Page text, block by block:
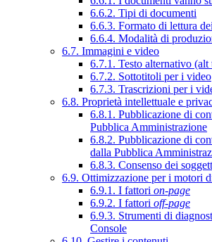
6.6.2. Tipi di documenti
6.6.3. Formato di lettura
6.6.4. Modalità di
6.7. Immagini e video
6.7.1. Testo alternativo
6.7.2. Sottotitoli per i video
6.7.3. Trascrizioni per i
6.8. Proprietà intellettuale e
6.8.1. Pubblicazione di
Pubblica Amministrazione
6.8.2. Pubblicazione di
dalla Pubblica
6.8.3. Consenso dei
6.9. Ottimizzazione per i motori
6.9.1. I fattori on-page
6.9.2. I fattori off-page
6.9.3. Strumenti di
Console